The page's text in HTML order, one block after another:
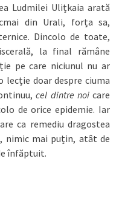
Ludmilei Ulițkaia arată
din Urali, forța sa,
Dincolo de toate,
la final rămâne
pe care niciunul nu ar
lecție doar despre ciuma
cel dintre noicare
de orice epidemie. Iar
ca remediu dragostea
nimic mai puțin, atât de
înfăptuit.